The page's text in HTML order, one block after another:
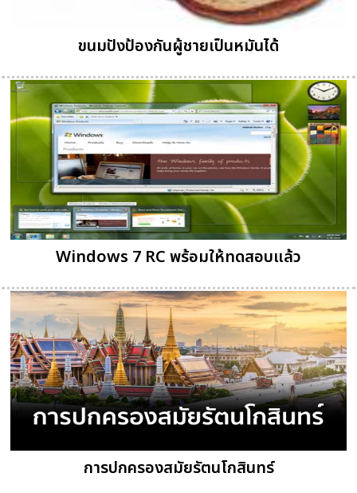
ขนมปังป้องกันผู้ชายเป็นหมันได้
Windows 7 RC พร้อมให้ทดสอบแล้ว
การปกครองสมัยรัตนโกสินทร์